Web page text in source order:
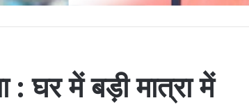
: घर में बड़ी मात्रा में